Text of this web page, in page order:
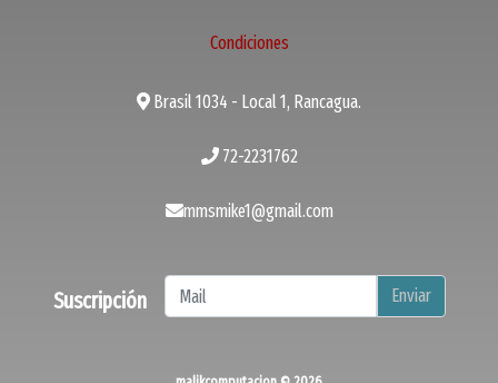
Condiciones
Brasil 1034 - Local 1, Rancagua.
72-2231762
mmsmike1@gmail.com
Suscripción Enviar